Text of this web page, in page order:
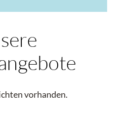
vorhanden.